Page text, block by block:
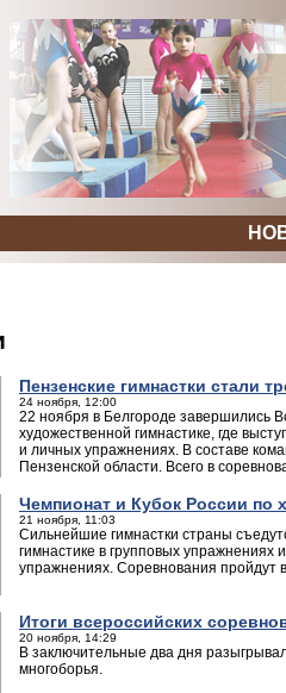
Пензенские гимнастки стали
24 ноября, 12:00
22 ноября в Белгороде завершились
художественной гимнастике, где
и личных упражнениях. В составе
Пензенской области. Всего в
Чемпионат и Кубок России по
21 ноября, 11:03
Сильнейшие гимнастки страны
гимнастике в групповых упражнениях
упражнениях. Соревнования пройдут
Итоги всероссийских
20 ноября, 14:29
В заключительные два дня
многоборья.